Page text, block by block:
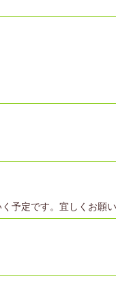
予定です。宜しくお願い